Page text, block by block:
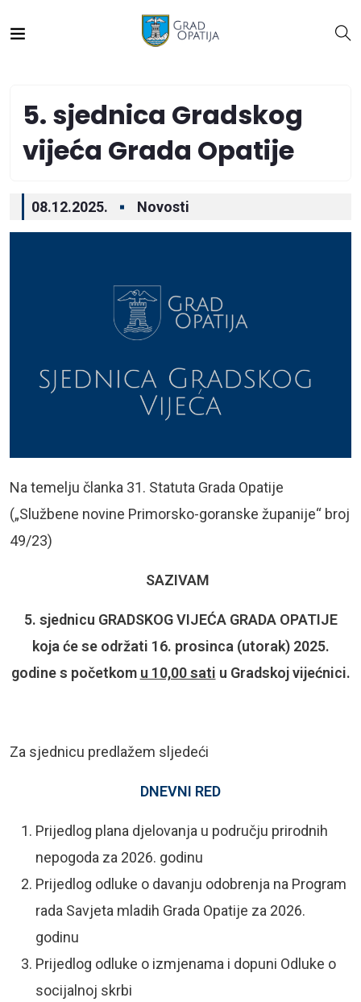
5. sjednica Gradskog
vijeća Grada Opatije
08.12.2025. Novosti
Na temelju članka 31. Statuta Grada Opatije
(„Službene novine Primorsko-goranske županije“ broj
49/23)
SAZIVAM
5. sjednicu GRADSKOG VIJEĆA GRADA OPATIJE
koja će se održati 16. prosinca (utorak) 2025.
godine s početkom u 10,00 sati u Gradskoj vijećnici.
Za sjednicu predlažem sljedeći
DNEVNI RED
Prijedlog plana djelovanja u području prirodnih
nepogoda za 2026. godinu
Prijedlog odluke o davanju odobrenja na Program
rada Savjeta mladih Grada Opatije za 2026.
godinu
Prijedlog odluke o izmjenama i dopuni Odluke o
socijalnoj skrbi